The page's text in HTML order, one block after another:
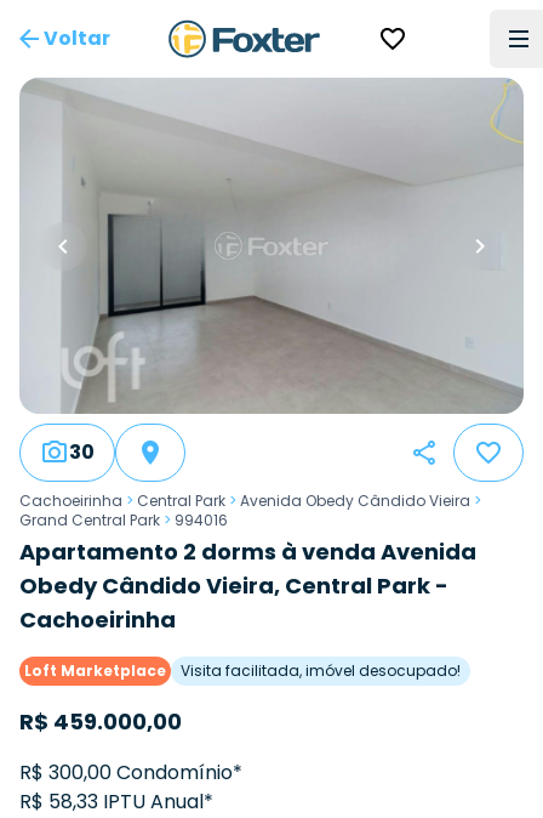
Voltar
30
Cachoeirinha > Central Park > Avenida Obedy Cândido Vieira >
Grand Central Park > 994016
Apartamento 2 dorms à venda Avenida
Obedy Cândido Vieira, Central Park -
Cachoeirinha
Loft Marketplace Visita facilitada, imóvel desocupado!
R$ 459.000,00
R$ 300,00 Condomínio*
R$ 58,33 IPTU Anual*